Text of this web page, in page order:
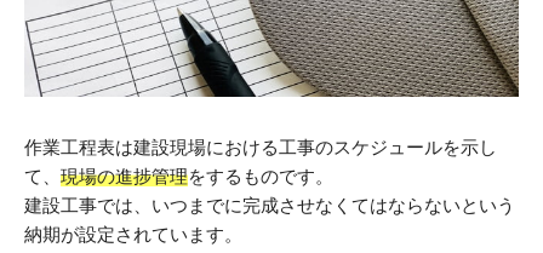
作業工程表は建設現場における工事のスケジュールを示し
て、 現場の進捗管理をするものです。
建設工事では、いつまでに完成させなくてはならないという
納期が設定されています。